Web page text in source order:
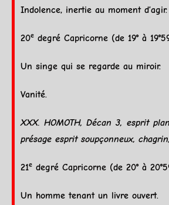
Indolence, inertie au moment d’agir.
20e degré Capricorne (de 19° à
Un singe qui se regarde au miroir.
Vanité.
XXX. HOMOTH,Décan 3, esprit
présage esprit soupçonneux,
21e degré Capricorne (de 20° à
Un homme tenant un livre ouvert.